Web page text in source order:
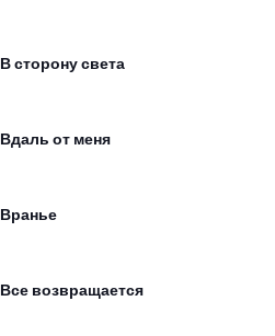
В сторону света
Вдаль от меня
Вранье
Все возвращается